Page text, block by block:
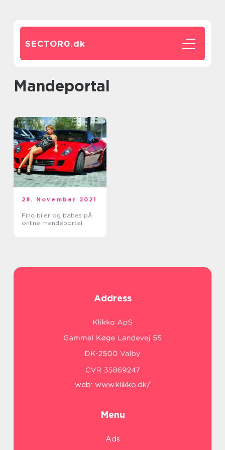
SECTOR0.dk
mandeportal
28. November 2021
Find biler og babes på
online mandeportal
Address
web: www.klikko.dk/
Menu
Ads